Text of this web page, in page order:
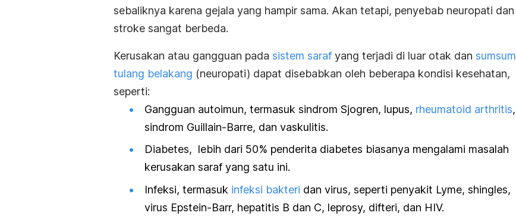
sebaliknya karena gejala yang hampir sama. Akan tetapi, penyebab neuropati dan
stroke sangat berbeda.
Kerusakan atau gangguan pada sistem saraf yang terjadi di luar otak dan sumsum
tulang belakang (neuropati) dapat disebabkan oleh beberapa kondisi kesehatan,
seperti:
Gangguan autoimun, termasuk sindrom Sjogren, lupus, rheumatoid arthritis,
sindrom Guillain-Barre, dan vaskulitis.
Diabetes, lebih dari 50% penderita diabetes biasanya mengalami masalah
kerusakan saraf yang satu ini.
Infeksi, termasuk infeksi bakteri dan virus, seperti penyakit Lyme, shingles,
virus Epstein-Barr, hepatitis B dan C, leprosy, difteri, dan HIV.